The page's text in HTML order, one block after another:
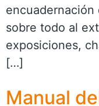
sobre todo al
exposiciones,
[…]
Manual